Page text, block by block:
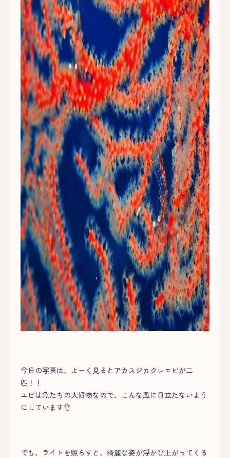
今日の写真は、よーく見るとアカスジカクレエビが二
匹！！
エビは魚たちの大好物なので、こんな風に目立たないよう
にしています👌
でも、ライトを照らすと、綺麗な姿が浮かび上がってくる